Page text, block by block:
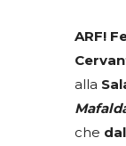
ARF!
alla
che